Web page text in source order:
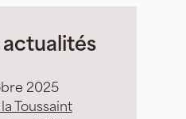
2025
Toussaint